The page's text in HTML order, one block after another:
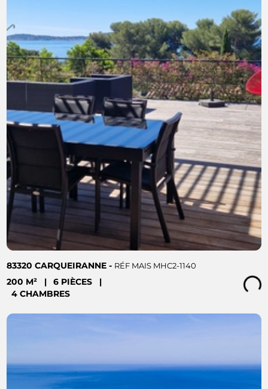
83320 CARQUEIRANNE - RÉF MAIS MHC2-1140
200 M² | 6 PIÈCES
|
4 CHAMBRES
Loading...